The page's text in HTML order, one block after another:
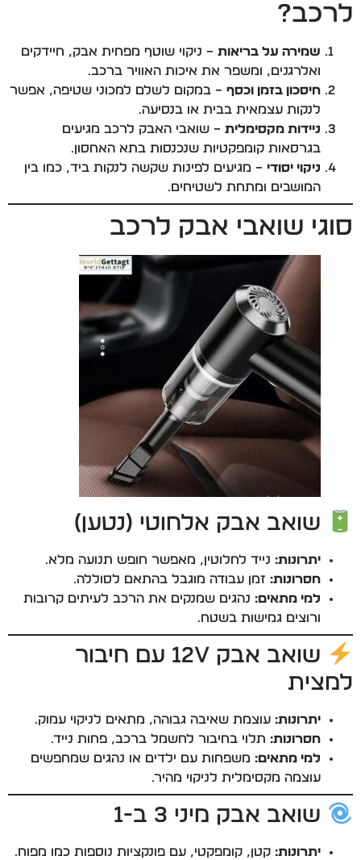
לרכב?
שמירה על בריאות – ניקוי שוטף מפחית אבק, חיידקים
ואלרגנים, ומשפר את איכות האוויר ברכב.
חיסכון בזמן וכסף – במקום לשלם למכוני שטיפה, אפשר
לנקות עצמאית בבית או בנסיעה.
ניידות מקסימלית – שואבי האבק לרכב מגיעים
בגרסאות קומפקטיות שנכנסות בתא האחסון.
ניקוי יסודי – מגיעים לפינות שקשה לנקות ביד, כמו בין
המושבים ומתחת לשטיחים.
סוגי שואבי אבק לרכב
שואב אבק אלחוטי (נטען)
יתרונות: נייד לחלוטין, מאפשר חופש תנועה מלא.
חסרונות: זמן עבודה מוגבל בהתאם לסוללה.
למי מתאים: נהגים שמנקים את הרכב לעיתים קרובות
ורוצים גמישות בשטח.
שואב אבק 12V עם חיבור
למצית
יתרונות: עוצמת שאיבה גבוהה, מתאים לניקוי עמוק.
חסרונות: תלוי בחיבור לחשמל ברכב, פחות נייד.
למי מתאים: משפחות עם ילדים או נהגים שמחפשים
עוצמה מקסימלית לניקוי מהיר.
שואב אבק מיני 3 ב-1
יתרונות: קטן, קומפקטי, עם פונקציות נוספות כמו מפוח.